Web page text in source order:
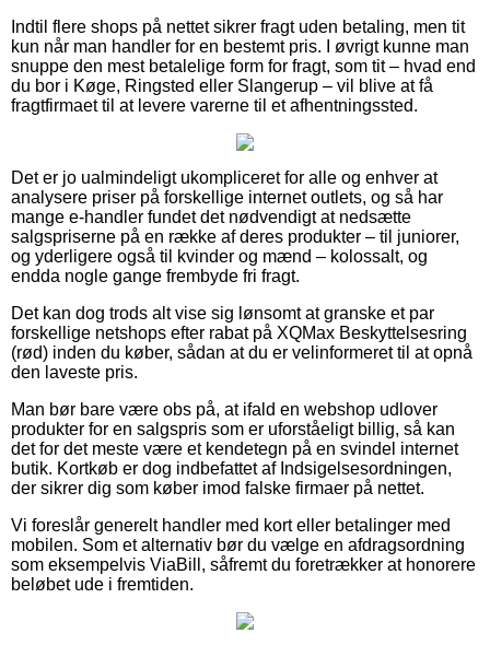
Indtil flere shops på nettet sikrer fragt uden betaling, men tit
kun når man handler for en bestemt pris. I øvrigt kunne man
snuppe den mest betalelige form for fragt, som tit – hvad end
du bor i Køge, Ringsted eller Slangerup – vil blive at få
fragtfirmaet til at levere varerne til et afhentningssted.
Det er jo ualmindeligt ukompliceret for alle og enhver at
analysere priser på forskellige internet outlets, og så har
mange e-handler fundet det nødvendigt at nedsætte
salgspriserne på en række af deres produkter – til juniorer,
og yderligere også til kvinder og mænd – kolossalt, og
endda nogle gange frembyde fri fragt.
Det kan dog trods alt vise sig lønsomt at granske et par
forskellige netshops efter rabat på XQMax Beskyttelsesring
(rød) inden du køber, sådan at du er velinformeret til at opnå
den laveste pris.
Man bør bare være obs på, at ifald en webshop udlover
produkter for en salgspris som er uforståeligt billig, så kan
det for det meste være et kendetegn på en svindel internet
butik. Kortkøb er dog indbefattet af Indsigelsesordningen,
der sikrer dig som køber imod falske firmaer på nettet.
Vi foreslår generelt handler med kort eller betalinger med
mobilen. Som et alternativ bør du vælge en afdragsordning
som eksempelvis ViaBill, såfremt du foretrækker at honorere
beløbet ude i fremtiden.